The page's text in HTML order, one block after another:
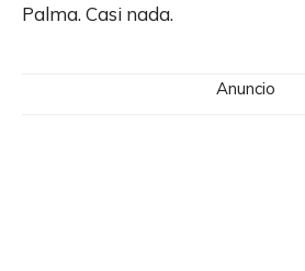
Palma. Casi nada.
Anuncio